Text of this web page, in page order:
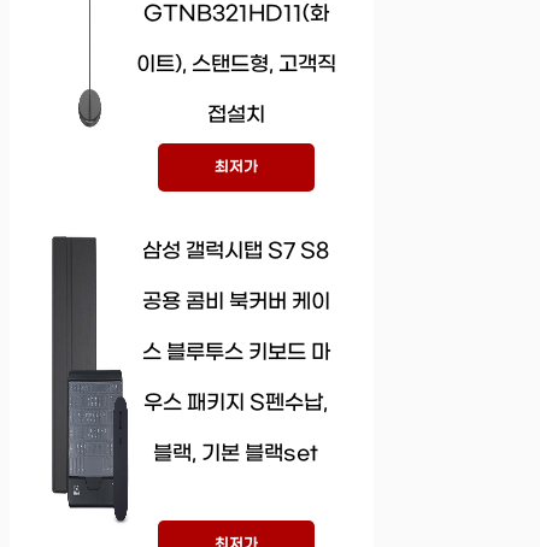
GTNB321HD11(화
이트), 스탠드형, 고객직
접설치
최저가
삼성 갤럭시탭 S7 S8
공용 콤비 북커버 케이
스 블루투스 키보드 마
우스 패키지 S펜수납,
블랙, 기본 블랙set